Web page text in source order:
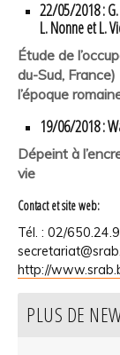
22/05/2018 :
L. Nonne et L.
Étude de
du-Sud,
l’époque
19/06/2018 :
Dépeint à
vie
Contact et site web:
Tél. : 02/
http://
PLUS DE